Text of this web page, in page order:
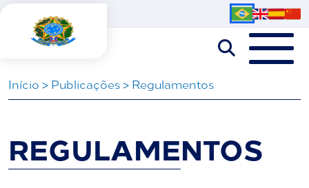
Iní­cio > Publicações> Regulamentos
REGULAMENTOS